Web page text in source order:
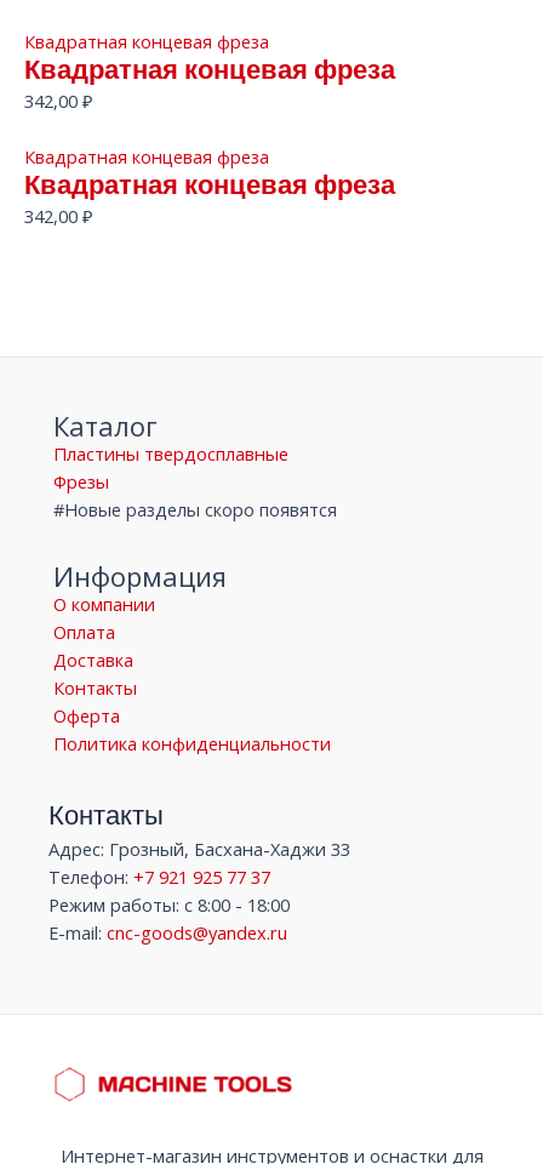
Квадратная концевая фреза
Квадратная концевая фреза
342,00 ₽
Квадратная концевая фреза
Квадратная концевая фреза
342,00 ₽
Каталог
Пластины твердосплавные
Фрезы
#Новые разделы скоро появятся
Информация
О компании
Оплата
Доставка
Контакты
Оферта
Политика конфиденциальности
Контакты
Адрес: Грозный, Басхана-Хаджи 33
Телефон: +7 921 925 77 37
Режим работы: с 8:00 - 18:00
E-mail: cnc-goods@yandex.ru
Интернет-магазин инструментов и оснастки для